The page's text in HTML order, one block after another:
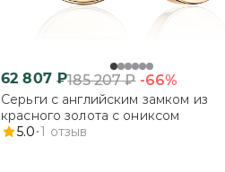
62 807₽185 207₽ -66%
Серьги с английским замком из
красного золота с ониксом
5.0 1 отзыв